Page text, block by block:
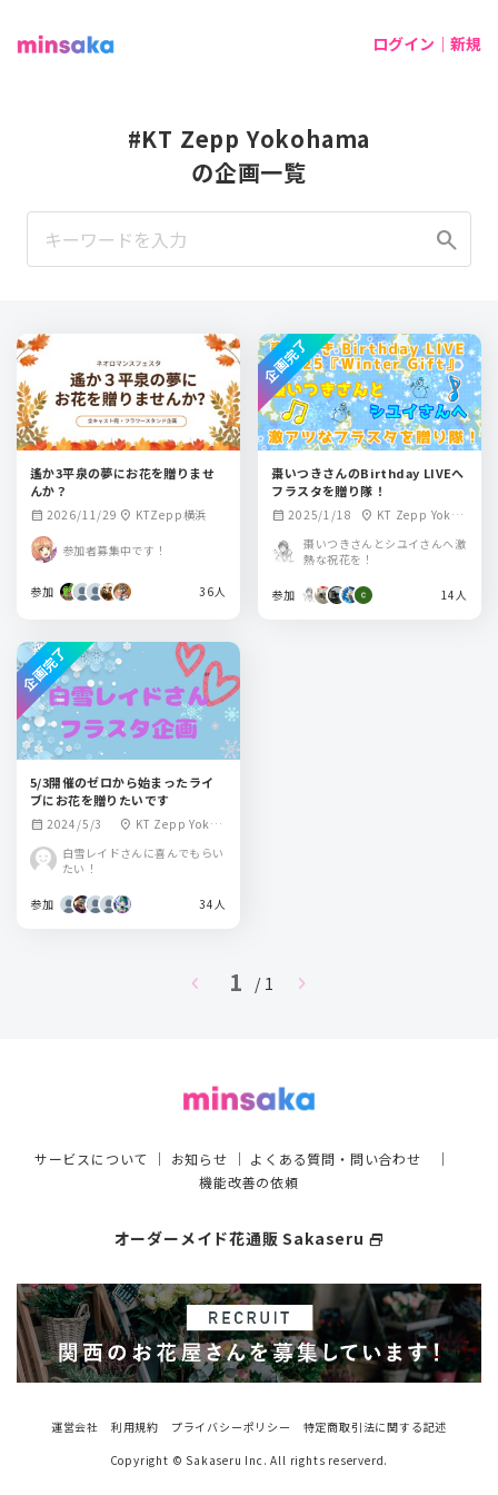
ログイン｜新規
#KT Zepp Yokohama
の企画一覧
search
遙か3平泉の夢にお花を贈りませ
んか？
calendar_month 2026/11/29 location_on KTZepp横浜
参加者募集中です！
参加 36人
棗いつきさんのBirthday LIVEへ
フラスタを贈り隊！
calendar_month 2025/1/18 location_on KT Zepp Yokoh
棗いつきさんとシユイさんへ激
熱な祝花を！
参加 14人
企画完了
5/3開催のゼロから始まったライ
ブにお花を贈りたいです
calendar_month 2024/5/3 location_on KT Zepp Yokoh
白雪レイドさんに喜んでもらい
たい！
参加 34人
企画完了
chevron_left 1 / 1 chevron_right
サービスについて ｜ お知らせ ｜ よくある質問・問い合わせ ｜
機能改善の依頼
オーダーメイド花通販 Sakaseru select_window
運営会社 利用規約 プライバシーポリシー
特定商取引法に関する記述
Copyright © Sakaseru Inc. All rights reserverd.